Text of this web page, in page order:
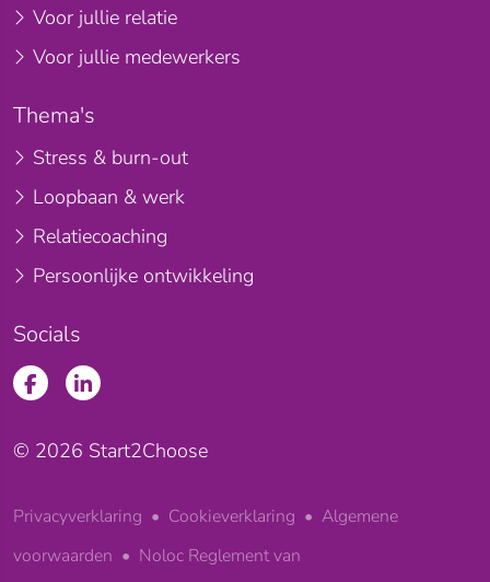
Voor jullie relatie
Voor jullie medewerkers
Thema's
Stress & burn-out
Loopbaan & werk
Relatiecoaching
Persoonlijke ontwikkeling
Socials
© 2026 Start2Choose
Privacyverklaring Cookieverklaring
Algemene
voorwaarden
Noloc Reglement van